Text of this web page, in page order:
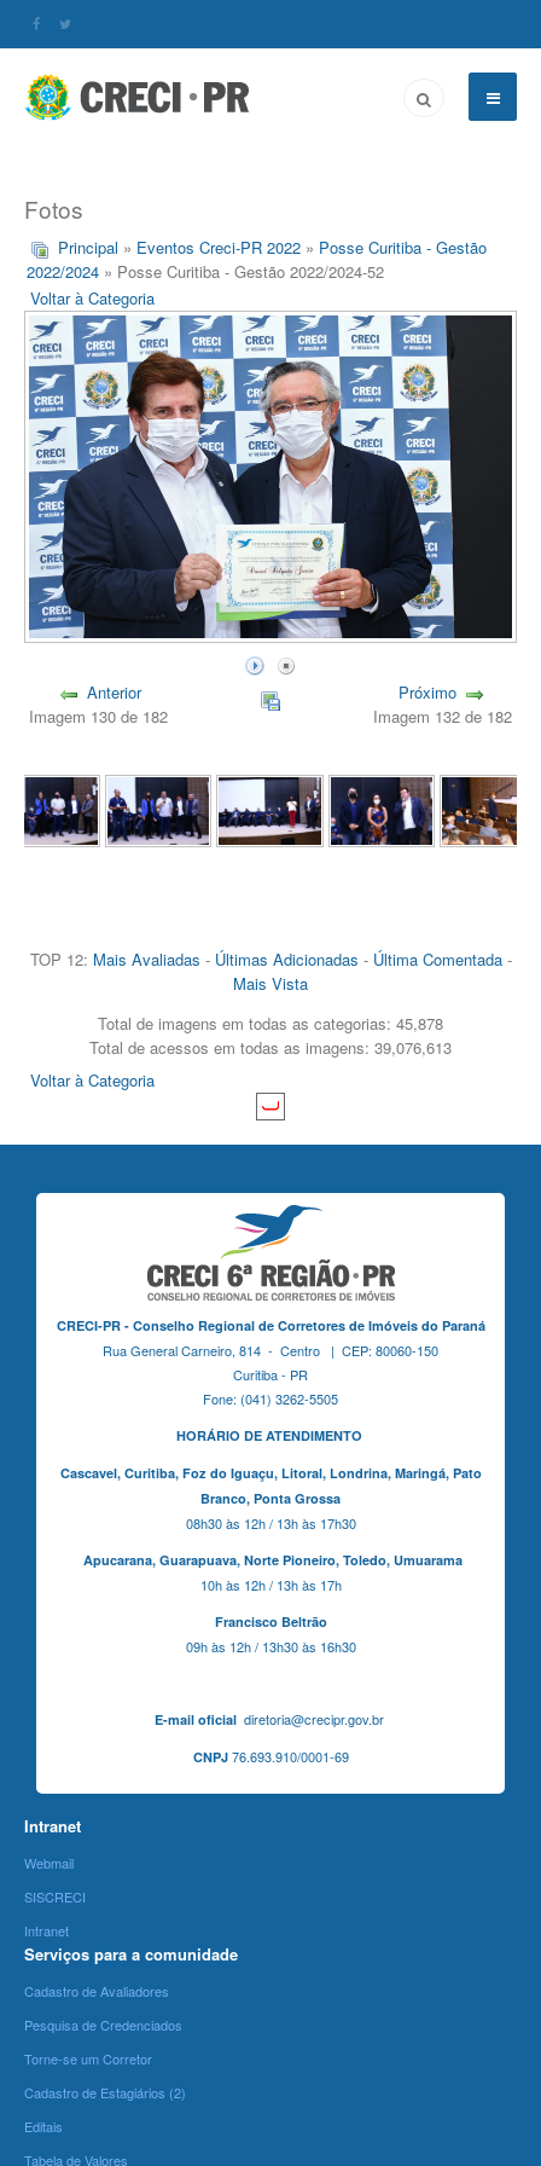
Fotos
Principal » Eventos Creci-PR 2022 » Posse Curitiba - Gestão
2022/2024 » Posse Curitiba - Gestão 2022/2024-52
Voltar à Categoria
Anterior
Imagem 130 de 182
Próximo
Imagem 132 de 182
TOP 12: Mais Avaliadas - Últimas Adicionadas - Última Comentada-
Mais Vista
Total de imagens em todas as categorias: 45,878
Total de acessos em todas as imagens: 39,076,613
Voltar à Categoria
CRECI-PR - Conselho Regional de Corretores de Imóveis do Paraná
Rua General Carneiro, 814 - Centro | CEP: 80060-150
Curitiba - PR
Fone: (041) 3262-5505
HORÁRIO DE ATENDIMENTO
Cascavel, Curitiba,Foz do Iguaçu, Litoral, Londrina, Maringá, Pato
Branco, Ponta Grossa
08h30 às 12h / 13h às 17h30
Apucarana, Guarapuava, Norte Pioneiro, Toledo, Umuarama
10h às 12h / 13h às 17h
Francisco Beltrão
09h às 12h / 13h30 às 16h30
E-mail oficialdiretoria@crecipr.gov.br
CNPJ76.693.910/0001-69
Intranet
Webmail
SISCRECI
Intranet
Serviços para a comunidade
Cadastro de Avaliadores
Pesquisa de Credenciados
Torne-se um Corretor
Cadastro de Estagiários (2)
Editais
Tabela de Valores